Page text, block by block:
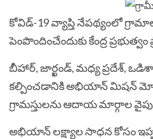
కోవిడ్‌-19 వ్యాప్తి నేపథ్యంలో
పెంపొందించేందుకు కేంద్ర
బీహార్, జార్ఖండ్, మధ్య ప్రదేశ్,
కల్పించడానికి అభియాన్ మిషన్
గ్రామస్తులను ఆదాయ మార్గాల
అభియాన్ లక్ష్యాల సాధన కోసం